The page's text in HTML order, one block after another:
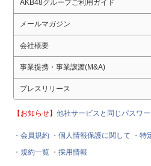
AKB48グループご利用ガイド
メールマガジン
会社概要
事業提携・事業譲渡(M&A)
プレスリリース
【お知らせ】他社サービスと同じパスワ
・会員規約 ・個人情報保護に関して
・特
・規約一覧 ・採用情報